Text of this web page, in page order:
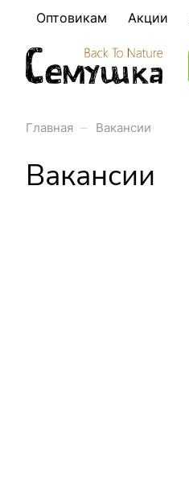
Оптовикам Акции
Главная – Вакансии
Вакансии